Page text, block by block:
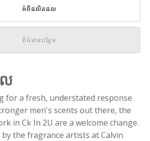
អំពីផលិតផល
ព័ត៌មានបន្ថែម
for a fresh, understated response
men's scents out there, the
in Ck In 2U are a welcome change.
by the fragrance artists at Calvin